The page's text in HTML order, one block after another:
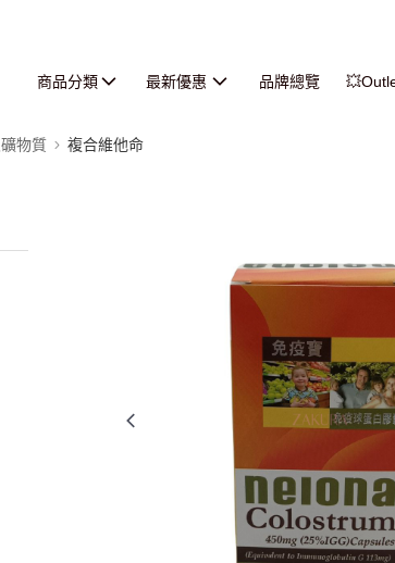
商品分類 最新優惠 品牌總覽
物質 複合維他命